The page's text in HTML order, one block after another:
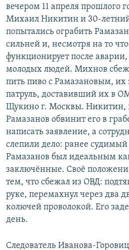
вечером 11 апреля прошлого
Михаил Никитин и 30-
попытались ограбить
сильней и, несмотря на то
функционирует после аварии,
молодых людей. Михнов
пить пиво с Рамазановым,
патруль, доставивший их в
Щукино г. Москвы. Никитин,
Рамазанов обвинит его в
написать заявление, а
слепили дело: ранее судимый
Рамазанов был идеальным
заключённые. Своё
тем, что сбежал из ОВД:
руке, перемахнул через два
колючей проволокой. Его
день.
Следователь Иванова-